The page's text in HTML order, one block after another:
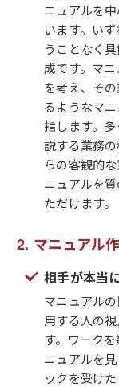
ニュアルを
います。い
うことなく
成です。マ
を考え、そ
るようなマ
指します。
説する業務
らの客観的
ニュアルを
ただけます。
マニュアル
相手が本当
マニュアル
用する人の
す。ワーク
ニュアルを
ックを受け